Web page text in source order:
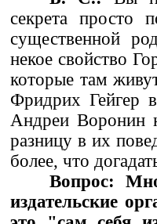
секрета просто
существенной
некое свойство
которые там
Фридрих Гейгер
Андреи Воронин
разницу в их
более, что
Вопрос:
издательские